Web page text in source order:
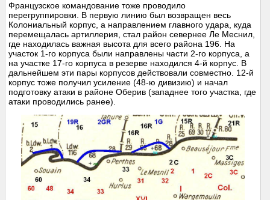
Французское командование тоже проводило
перегруппировки. В первую линию был возвращен весь
Колониальный корпус, а направлением главного удара, куда
перемещалась артиллерия, стал район севернее Ле Меснил,
где находилась важная высота для всего района 196. На
участок 1-го корпуса были направлены части 2-го корпуса, а
на участке 17-го корпуса в резерве находился 4-й корпус. В
дальнейшем эти пары корпусов действовали совместно. 12-й
корпус тоже получил усиление (48-ю дивизию) и начал
подготовку атаки в районе Оберив (западнее того участка, где
атаки проводились ранее).